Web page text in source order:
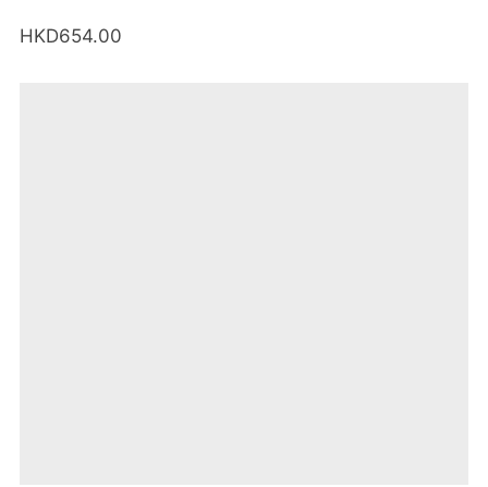
HKD654.00